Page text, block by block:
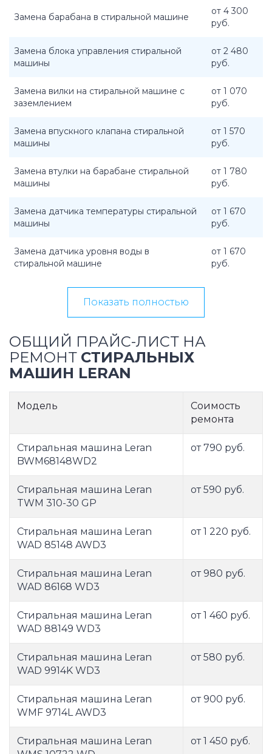
Замена барабана в стиральной машине
от 4 300
руб.
Замена блока управления стиральной
машины
от 2 480
руб.
Замена вилки на стиральной машине с
заземлением
от 1 070
руб.
Замена впускного клапана стиральной
машины
от 1 570
руб.
Замена втулки на барабане стиральной
машины
от 1 780
руб.
Замена датчика температуры стиральной
машины
от 1 670
руб.
Замена датчика уровня воды в
стиральной машине
от 1 670
руб.
Показать полностью
ОБЩИЙ ПРАЙС-ЛИСТ НА
РЕМОНТ СТИРАЛЬНЫХ
МАШИН LERAN
Модель
Соимость
ремонта
Стиральная машина Leran
BWM68148WD2
от 790 руб.
Стиральная машина Leran
TWM 310-30 GP
от 590 руб.
Стиральная машина Leran
WAD 85148 AWD3
от 1 220 руб.
Стиральная машина Leran
WAD 86168 WD3
от 980 руб.
Стиральная машина Leran
WAD 88149 WD3
от 1 460 руб.
Стиральная машина Leran
WAD 9914K WD3
от 580 руб.
Стиральная машина Leran
WMF 9714L AWD3
от 900 руб.
Стиральная машина Leran
от 1 450 руб.